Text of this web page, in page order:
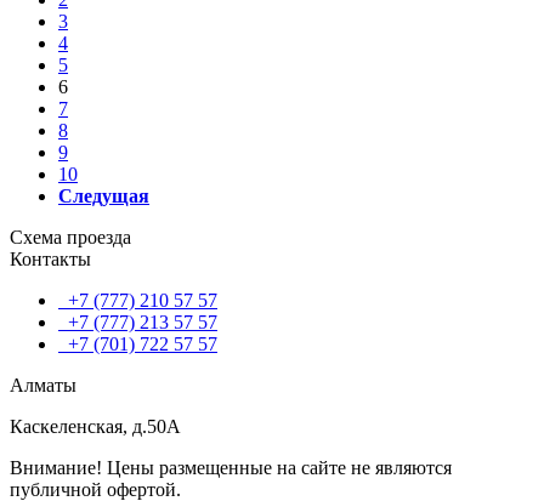
3
4
5
6
7
8
9
10
Следущая
Схема проезда
Контакты
+7 (777) 210 57 57
+7 (777) 213 57 57
+7 (701) 722 57 57
Алматы
Каскеленская, д.50А
Внимание! Цены размещенные на сайте не являются
публичной офертой.